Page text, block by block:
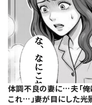
体調不良の妻に…夫「俺
これ…」妻が目にした光